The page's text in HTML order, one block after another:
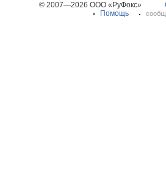
© 2007—2026 ООО «РуФокс»
Помощь